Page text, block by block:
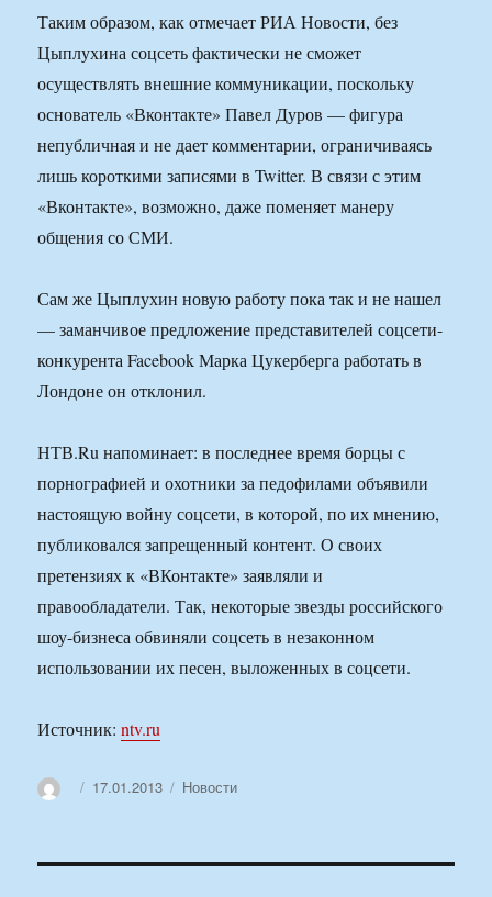
Таким образом, как отмечает РИА Новости, без
Цыплухина соцсеть фактически не сможет
осуществлять внешние коммуникации, поскольку
основатель «Вконтакте» Павел Дуров — фигура
непубличная и не дает комментарии, ограничиваясь
лишь короткими записями в Twitter. В связи с этим
«Вконтакте», возможно, даже поменяет манеру
общения со СМИ.
Сам же Цыплухин новую работу пока так и не нашел
— заманчивое предложение представителей соцсети-
конкурента Facebook Марка Цукерберга работать в
Лондоне он отклонил.
НТВ.Ru напоминает: в последнее время борцы с
порнографией и охотники за педофилами объявили
настоящую войну соцсети, в которой, по их мнению,
публиковался запрещенный контент. О своих
претензиях к «ВКонтакте» заявляли и
правообладатели. Так, некоторые звезды российского
шоу-бизнеса обвиняли соцсеть в незаконном
использовании их песен, выложенных в соцсети.
Источник:ntv.ru
АвторОпубликовано
17.01.2013 Рубрики
Новости